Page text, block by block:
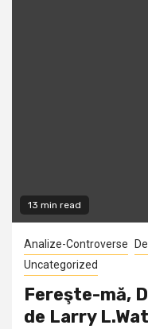
13 min read
Analize-Controverse
Uncategorized
Fereşte-mă,
de Larry